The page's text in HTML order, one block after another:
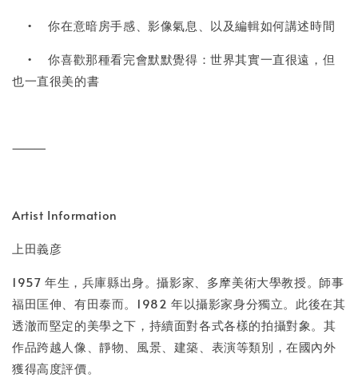
•
你在意暗房手感、影像氣息、以及編輯如何講述時間
•
你喜歡那種看完會默默覺得：世界其實一直很遠，但
也一直很美的書
⸻
Artist Information
上田義彦
1957 年生，兵庫縣出身。攝影家、多摩美術大學教授。師事
福田匡伸、有田泰而。1982 年以攝影家身分獨立。此後在其
透澈而堅定的美學之下，持續面對各式各樣的拍攝對象。其
作品跨越人像、靜物、風景、建築、表演等類別，在國內外
獲得高度評價。